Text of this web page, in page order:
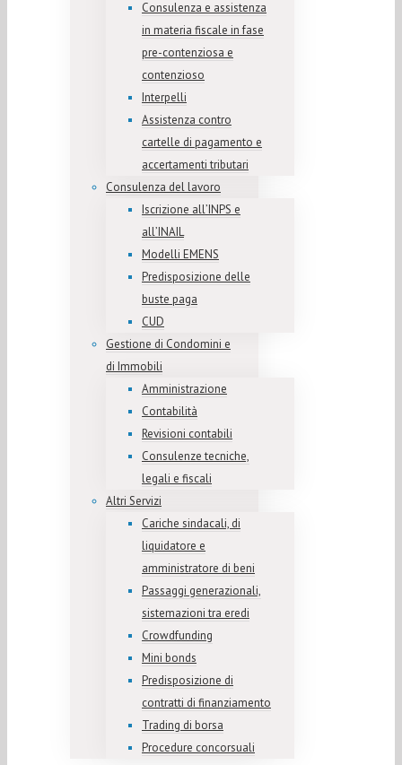
Consulenza e assistenza
in materia fiscale in fase
pre-contenziosa e
contenzioso
Interpelli
Assistenza contro
cartelle di pagamento e
accertamenti tributari
Consulenza del lavoro
Iscrizione all’INPS e
all’INAIL
Modelli EMENS
Predisposizione delle
buste paga
CUD
Gestione di Condomini e
di Immobili
Amministrazione
Contabilità
Revisioni contabili
Consulenze tecniche,
legali e fiscali
Altri Servizi
Cariche sindacali, di
liquidatore e
amministratore di beni
Passaggi generazionali,
sistemazioni tra eredi
Crowdfunding
Mini bonds
Predisposizione di
contratti di finanziamento
Trading di borsa
Procedure concorsuali